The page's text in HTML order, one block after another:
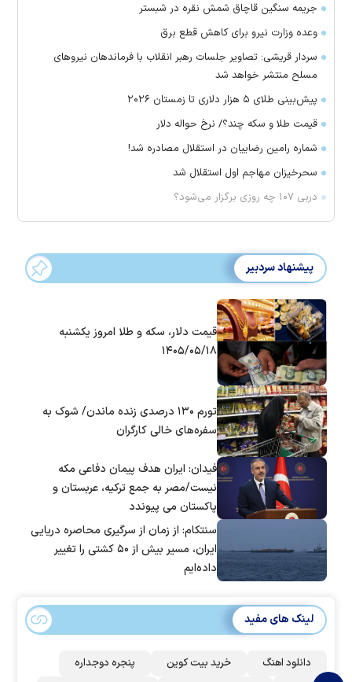
جریمه سنگین قاچاق شمش نقره در شبستر
وعده وزارت نیرو برای کاهش قطع برق
سردار قریشی: تصاویر جلسات رهبر انقلاب با فرماندهان نیرو‌های
مسلح منتشر خواهد شد
پیش‌بینی طلای ۵ هزار دلاری تا زمستان ۲۰۲۶
قیمت طلا و سکه چند؟/ نرخ حواله دلار
شماره رامین رضاییان در استقلال مصادره شد!
سحرخیزان مهاجم اول استقلال شد
دربی ۱۰۷ چه روزی برگزار می‌شود؟
پیشنهاد سردبیر
قیمت دلار، سکه و طلا امروز یکشنبه
۱۴۰۵/۰۵/۱۸
تورم ۱۳۰ درصدی زنده ماندن/ شوک به
سفره‌های خالی کارگران
فیدان: ایران هدف پیمان دفاعی مکه
نیست/مصر به جمع ترکیه، عربستان و
پاکستان می پیوندد
سنتکام: از زمان از سرگیری محاصره دریایی
ایران، مسیر بیش از ۵۰ کشتی را تغییر
داده‌ایم
لینک های مفید
دانلود اهنگ خرید بیت کوین
پنجره دوجداره